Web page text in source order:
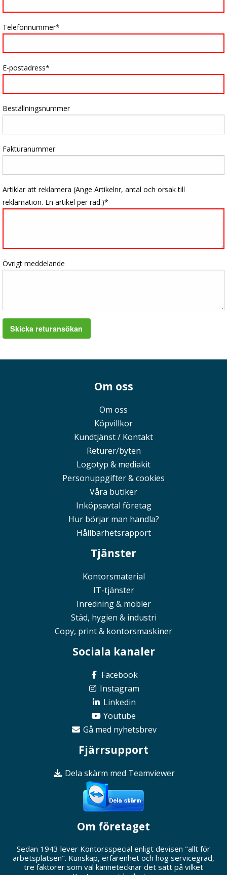
Telefonnummer
E-postadress
Beställningsnummer
Fakturanummer
Artiklar att reklamera (Ange Artikelnr, antal och orsak till
reklamation. En artikel per rad.)
Övrigt meddelande
Skicka returansökan
Om oss
Om oss
Köpvillkor
Kundtjänst / Kontakt
Returer/byten
Logotyp & mediakit
Personuppgifter & cookies
Våra butiker
Inköpsavtal företag
Hur börjar man handla?
Hållbarhetsrapport
Tjänster
Kontorsmaterial
IT-tjänster
Inredning & möbler
Städ, hygien & industri
Copy, print & kontorsmaskiner
Sociala kanaler
Facebook
Instagram
Linkedin
Youtube
Gå med nyhetsbrev
Fjärrsupport
Dela skärm med Teamviewer
Om företaget
Sedan 1943 lever Kontorsspecial enligt devisen "allt för
arbetsplatsen". Kunskap, erfarenhet och hög servicegrad,
tre faktorer som väl kännetecknar det sätt på vilket